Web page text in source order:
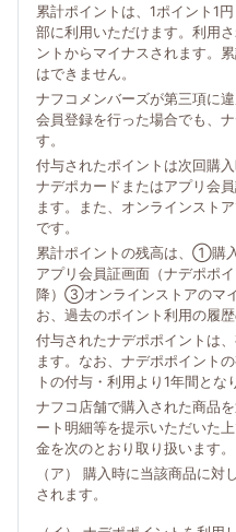
累計ポイントは、1ポイント1
部に利用いただけます。利用
ントからマイナスされます。
はできません。
ナフコメンバーズが第三項に
会員登録を行った場合でも、
す。
付与されたポイントは次回購
ナデポカードまたはアプリ会
ます。また、オンラインスト
です。
累計ポイントの残高は、①購
アプリ会員証画面（ナデポポ
降）③オンラインストアのマ
お、過去のポイント利用の履
付与されたナデポポイントは
ます。なお、ナデポポイント
トの付与・利用より1年間とな
ナフコ店舗で購入された商品
ート明細等を提示いただいた
金を次のとおり取り扱います。
（ア） 購入時に当該商品に対
されます。